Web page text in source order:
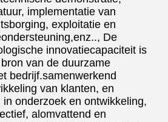
implementatie van
exploitatie en
De
innovatiecapaciteit is
van de duurzame
bedrijf.samenwerkend
van klanten, en
onderzoek en ontwikkeling,
alomvattend en